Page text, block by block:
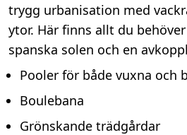
trygg urbanisation med
ytor. Här finns allt du
spanska solen och en
Pooler för både vuxna och
Boulebana
Grönskande trädgårdar